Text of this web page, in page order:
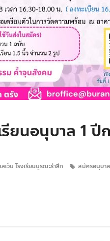
ยนอนุบาล 1 ปี
เว็บ โรงเรียนบูรณะรำลึก สมัครอนุบาล